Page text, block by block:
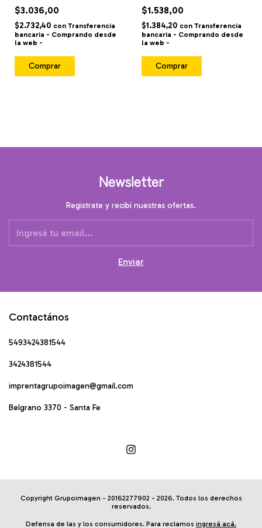
$3.036,00
$2.732,40 con Transferencia
bancaria - Comprando desde
la web -
Comprar
$1.538,00
$1.384,20 con Transferencia
bancaria - Comprando desde
la web -
Comprar
Newsletter
Registrate y recibí nuestras ofertas.
Contactános
5493424381544
3424381544
imprentagrupoimagen@gmail.com
Belgrano 3370 - Santa Fe
Copyright Grupoimagen - 20162277902 - 2026. Todos los derechos
reservados.
Defensa de las y los consumidores. Para reclamos ingresá acá.